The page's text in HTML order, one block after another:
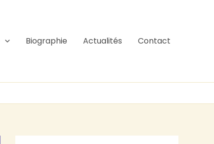
Biographie Actualités Contact